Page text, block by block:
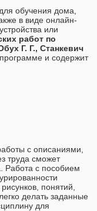
обучения дома,
в виде онлайн-
или
работ по
Г. Г., Станкевич
и содержит
с описаниями,
труда сможет
Работа с пособием
понятий,
делать заданные
для